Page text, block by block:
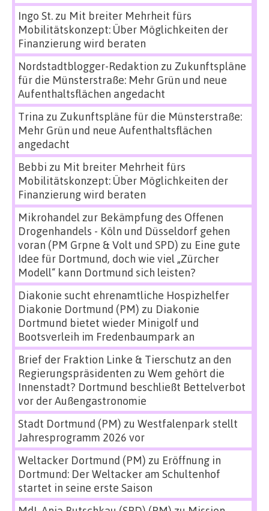
Ingo St.zu Mit breiter Mehrheit fürs
Mobilitätskonzept: Über Möglichkeiten der
Finanzierung wird beraten
Nordstadtblogger-Redaktion zu Zukunftspläne
für die Münsterstraße: Mehr Grün und neue
Aufenthaltsflächen angedacht
Trina zu Zukunftspläne für die Münsterstraße:
Mehr Grün und neue Aufenthaltsflächen
angedacht
Bebbi zu Mit breiter Mehrheit fürs
Mobilitätskonzept: Über Möglichkeiten der
Finanzierung wird beraten
Mikrohandel zur Bekämpfung des Offenen
Drogenhandels - Köln und Düsseldorf gehen
voran (PM Grpne & Volt und SPD) zu Eine gute
Idee für Dortmund, doch wie viel „Zürcher
Modell“ kann Dortmund sich leisten?
Diakonie sucht ehrenamtliche Hospizhelfer
Diakonie Dortmund (PM) zu Diakonie
Dortmund bietet wieder Minigolf und
Bootsverleih im Fredenbaumpark an
Brief der Fraktion Linke & Tierschutz an den
Regierungspräsidenten zu Wem gehört die
Innenstadt? Dortmund beschließt Bettelverbot
vor der Außengastronomie
Stadt Dortmund (PM) zu Westfalenpark stellt
Jahresprogramm 2026 vor
Weltacker Dortmund (PM) zu Eröffnung in
Dortmund: Der Weltacker am Schultenhof
startet in seine erste Saison